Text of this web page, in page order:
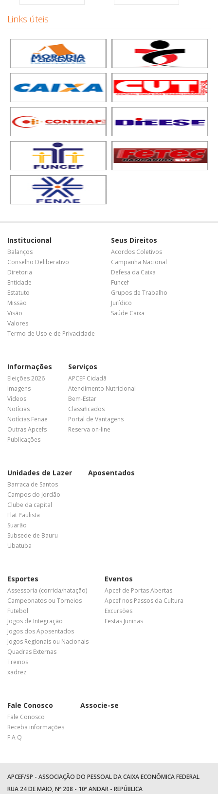
Links úteis
Institucional
Balanços
Conselho Deliberativo
Diretoria
Entidade
Estatuto
Missão
Visão
Valores
Termo de Uso e de Privacidade
Seus Direitos
Acordos Coletivos
Campanha Nacional
Defesa da Caixa
Funcef
Grupos de Trabalho
Jurídico
Saúde Caixa
Informações
Eleições 2026
Imagens
Vídeos
Notícias
Notícias Fenae
Outras Apcefs
Publicações
Serviços
APCEF Cidadã
Atendimento Nutricional
Bem-Estar
Classificados
Portal de Vantagens
Reserva on-line
Unidades de Lazer
Barraca de Santos
Campos do Jordão
Clube da capital
Flat Paulista
Suarão
Subsede de Bauru
Ubatuba
Aposentados
Esportes
Assessoria (corrida/natação)
Campeonatos ou Torneios
Futebol
Jogos de Integração
Jogos dos Aposentados
Jogos Regionais ou Nacionais
Quadras Externas
Treinos
xadrez
Eventos
Apcef de Portas Abertas
Apcef nos Passos da Cultura
Excursões
Festas Juninas
Fale Conosco
Fale Conosco
Receba informações
F A Q
Associe-se
APCEF/SP - ASSOCIAÇÃO DO PESSOAL DA CAIXA ECONÔMICA FEDERAL
RUA 24 DE MAIO, Nº 208 - 10º ANDAR - REPÚBLICA